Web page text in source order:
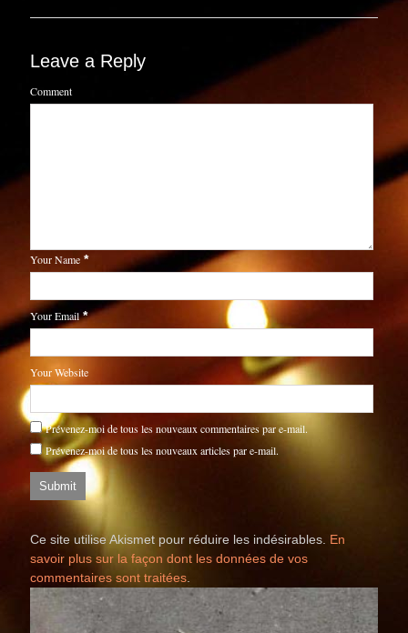
Leave a Reply
Comment
Your Name *
Your Email *
Your Website
Prévenez-moi de tous les nouveaux commentaires par e-mail.
Prévenez-moi de tous les nouveaux articles par e-mail.
Ce site utilise Akismet pour réduire les indésirables. En
savoir plus sur la façon dont les données de vos
commentaires sont traitées